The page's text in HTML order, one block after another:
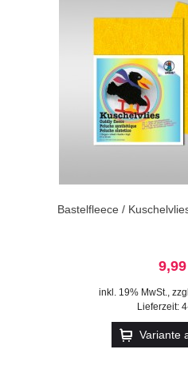
Bastelfleece /
inkl. 19% MwSt.,
Lieferzeit:
Variante